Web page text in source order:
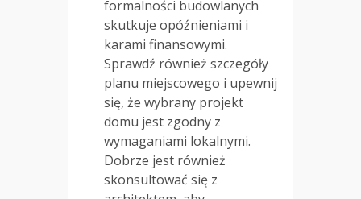
formalności budowlanych
skutkuje opóźnieniami i
karami finansowymi.
Sprawdź również szczegóły
planu miejscowego i upewnij
się, że wybrany projekt
domu jest zgodny z
wymaganiami lokalnymi.
Dobrze jest również
skonsultować się z